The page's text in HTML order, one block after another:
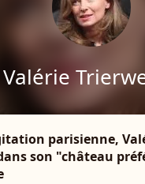
Valérie
parisienne,
son "château